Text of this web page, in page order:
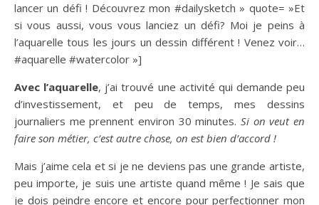
lancer un défi ! Découvrez mon #dailysketch » quote= »Et
si vous aussi, vous vous lanciez un défi? Moi je peins à
l’aquarelle tous les jours un dessin différent ! Venez voir…
#aquarelle #watercolor »]
Avec l’aquarelle, j’ai trouvé une activité qui demande peu
d’investissement, et peu de temps, mes dessins
journaliers me prennent environ 30 minutes. Si on veut en
faire son métier, c’est autre chose, on est bien d’accord !
Mais j’aime cela et si je ne deviens pas une grande artiste,
peu importe, je suis une artiste quand même ! Je sais que
je dois peindre encore et encore pour perfectionner mon